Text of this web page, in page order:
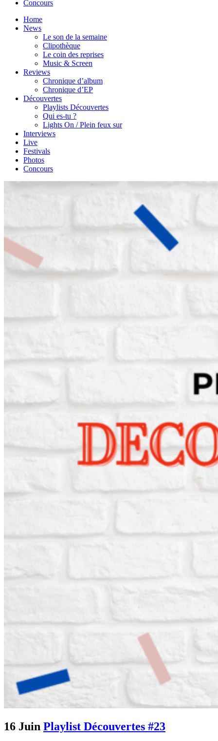
Concours
Home
News
Le son de la semaine
Clipothèque
Le coin des reprises
Music & Screen
Reviews
Chronique d’album
Chronique d’EP
Découvertes
Playlists Découvertes
Qui es-tu ?
Lights On / Plein feux sur
Interviews
Live
Festivals
Photos
Concours
16 Juin Playlist Découvertes #23